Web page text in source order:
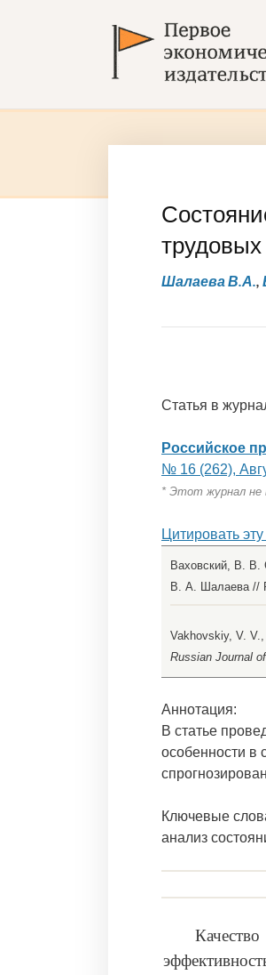
трудовых
Шалаева В.А.,
Статья в
Российское
№ 16 (262),
* Этот журнал не
Цитировать
Ваховский, В. В.
В. А. Шалаева //
Vakhovskiy, V.
Russian Journal
Аннотация:
В статье
особенности в
Ключевые
анализ